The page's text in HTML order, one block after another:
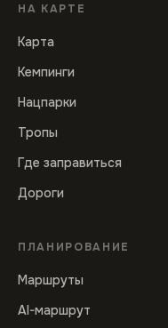
НА КАРТЕ
Карта
Кемпинги
Нацпарки
Тропы
Где заправиться
Дороги
ПЛАНИРОВАНИЕ
Маршруты
AI-маршрут